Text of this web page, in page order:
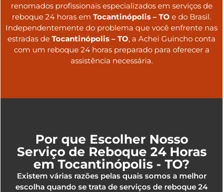
renomados profissionais especializados em serviços de
reboque 24 horas em Tocantinópolis – TO e do Brasil.
Independentemente do problema que você enfrente nas
estradas de Tocantinópolis – TO, a Achei Guincho conta
com um reboque 24 horas preparado para oferecer a
assistência necessária.
Por que Escolher Nosso
Serviço de Reboque 24 Horas
em Tocantinópolis - TO?
Existem várias razões pelas quais somos a melhor
escolha quando se trata de serviços de reboque 24